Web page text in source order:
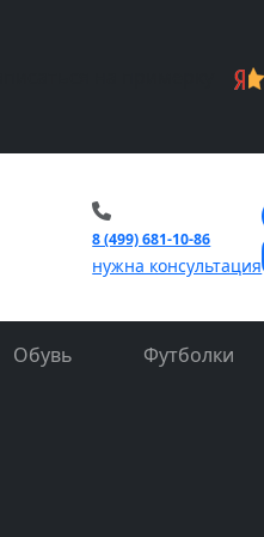
8 (499) 681-10-86
нужна консультация
Обувь Футболки